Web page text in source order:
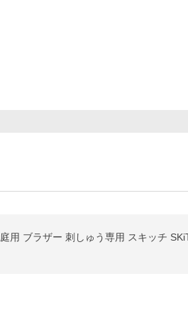
用 ブラザー 刺しゅう専用 スキッチ